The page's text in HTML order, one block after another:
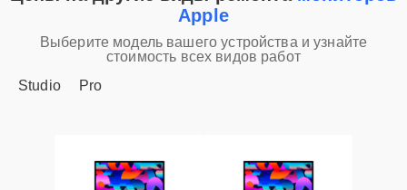
Apple
Выберите модель вашего устройства и узнайте
стоимость всех видов работ
Studio
Pro